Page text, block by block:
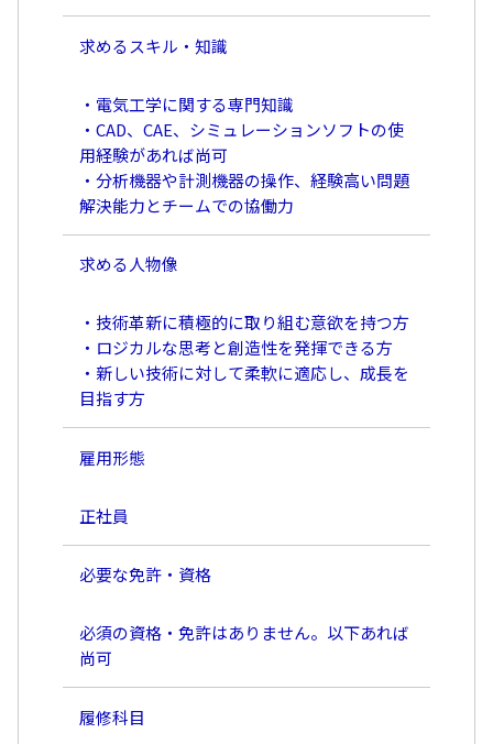
求めるスキル・知識
・電気工学に関する専門知識
・CAD、CAE、シミュレーションソフトの使
用経験があれば尚可
・分析機器や計測機器の操作、経験高い問題
解決能力とチームでの協働力
求める人物像
・技術革新に積極的に取り組む意欲を持つ方
・ロジカルな思考と創造性を発揮できる方
・新しい技術に対して柔軟に適応し、成長を
目指す方
雇用形態
正社員
必要な免許・資格
必須の資格・免許はありません。以下あれば
尚可
履修科目